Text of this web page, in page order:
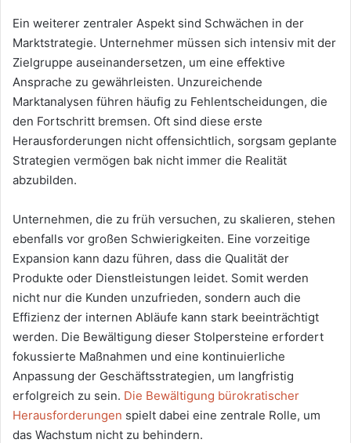
Ein weiterer zentraler Aspekt sind Schwächen in der
Marktstrategie. Unternehmer müssen sich intensiv mit der
Zielgruppe auseinandersetzen, um eine effektive
Ansprache zu gewährleisten. Unzureichende
Marktanalysen führen häufig zu Fehlentscheidungen, die
den Fortschritt bremsen. Oft sind diese erste
Herausforderungen nicht offensichtlich, sorgsam geplante
Strategien vermögen bak nicht immer die Realität
abzubilden.
Unternehmen, die zu früh versuchen, zu skalieren, stehen
ebenfalls vor großen Schwierigkeiten. Eine vorzeitige
Expansion kann dazu führen, dass die Qualität der
Produkte oder Dienstleistungen leidet. Somit werden
nicht nur die Kunden unzufrieden, sondern auch die
Effizienz der internen Abläufe kann stark beeinträchtigt
werden. Die Bewältigung dieser Stolpersteine erfordert
fokussierte Maßnahmen und eine kontinuierliche
Anpassung der Geschäftsstrategien, um langfristig
erfolgreich zu sein. Die Bewältigung bürokratischer
Herausforderungen spielt dabei eine zentrale Rolle, um
das Wachstum nicht zu behindern.